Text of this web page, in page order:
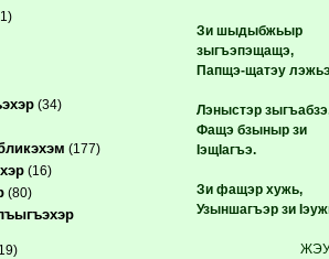
(34)
(177)
(16)
(80)
Зи шыдыбжьыр
зыгъэпэщащэ,
Папщэ-щатэу
Лэныстэр
Фащэ бзыныр зи
IэщIагъэ.
Зи фащэр хужь,
Узыншагъэр зи